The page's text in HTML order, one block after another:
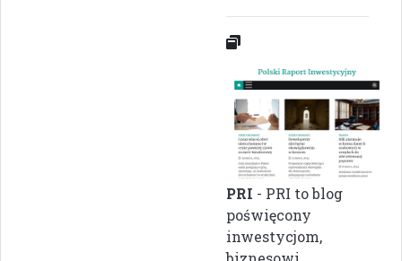
PRI - PRI to blog
poświęcony
inwestycjom,